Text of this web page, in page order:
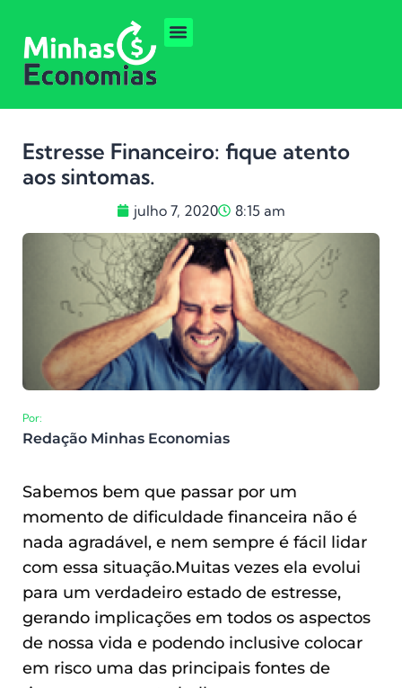
Estresse Financeiro: fique atento
aos sintomas.
julho 7, 2020 8:15 am
Por:
Redação Minhas Economias
Sabemos bem que passar por um
momento de dificuldade financeira não é
nada agradável, e nem sempre é fácil lidar
com essa situação.Muitas vezes ela evolui
para um verdadeiro estado de estresse,
gerando implicações em todos os aspectos
de nossa vida e podendo inclusive colocar
em risco uma das principais fontes de